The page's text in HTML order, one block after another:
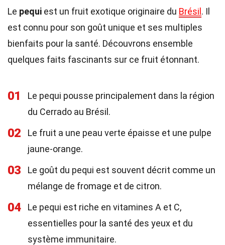
Le pequi est un fruit exotique originaire du Brésil . Il
est connu pour son goût unique et ses multiples
bienfaits pour la santé. Découvrons ensemble
quelques faits fascinants sur ce fruit étonnant.
01
Le pequi pousse principalement dans la région
du Cerrado au Brésil.
02
Le fruit a une peau verte épaisse et une pulpe
jaune-orange.
03
Le goût du pequi est souvent décrit comme un
mélange de fromage et de citron.
04
Le pequi est riche en vitamines A et C,
essentielles pour la santé des yeux et du
système immunitaire.